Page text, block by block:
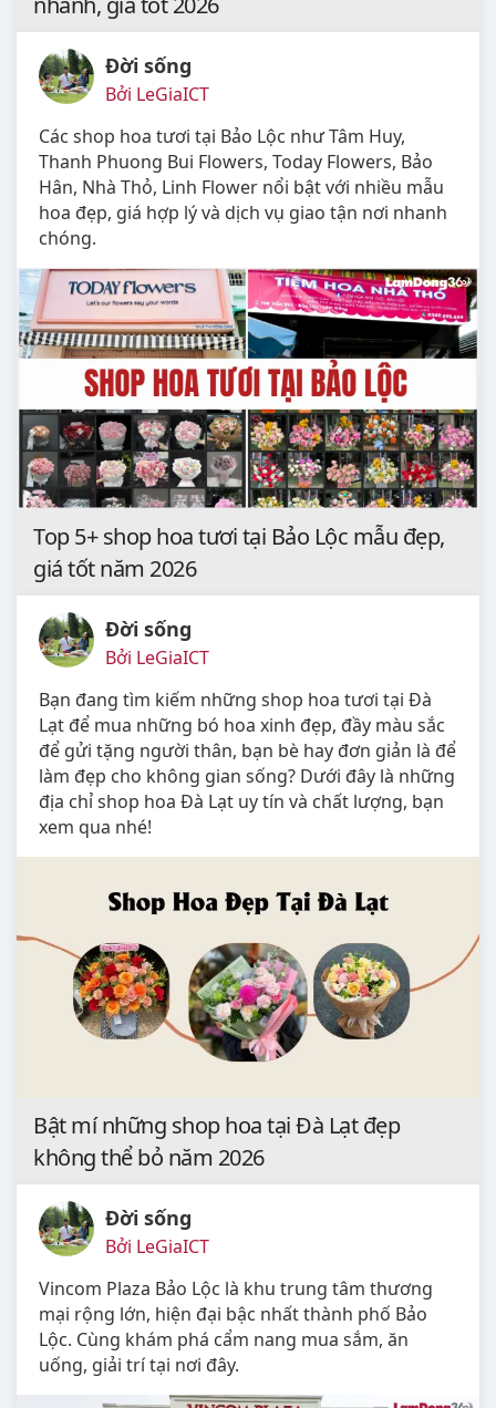
Đời sống
Bởi LeGiaICT
Các shop hoa tươi tại Bảo Lộc như Tâm Huy,
Thanh Phuong Bui Flowers, Today Flowers, Bảo
Hân, Nhà Thỏ, Linh Flower nổi bật với nhiều mẫu
hoa đẹp, giá hợp lý và dịch vụ giao tận nơi nhanh
chóng.
Top 5+ shop hoa tươi tại Bảo Lộc mẫu đẹp,
giá tốt năm 2026
Đời sống
Bởi LeGiaICT
Bạn đang tìm kiếm những shop hoa tươi tại Đà
Lạt để mua những bó hoa xinh đẹp, đầy màu sắc
để gửi tặng người thân, bạn bè hay đơn giản là để
làm đẹp cho không gian sống? Dưới đây là những
địa chỉ shop hoa Đà Lạt uy tín và chất lượng, bạn
xem qua nhé!
Bật mí những shop hoa tại Đà Lạt đẹp
không thể bỏ năm 2026
Đời sống
Bởi LeGiaICT
Vincom Plaza Bảo Lộc là khu trung tâm thương
mại rộng lớn, hiện đại bậc nhất thành phố Bảo
Lộc. Cùng khám phá cẩm nang mua sắm, ăn
uống, giải trí tại nơi đây.